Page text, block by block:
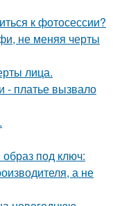
к фотосессии?
не меняя черты
лица.
- платье вызвало
под ключ:
а не